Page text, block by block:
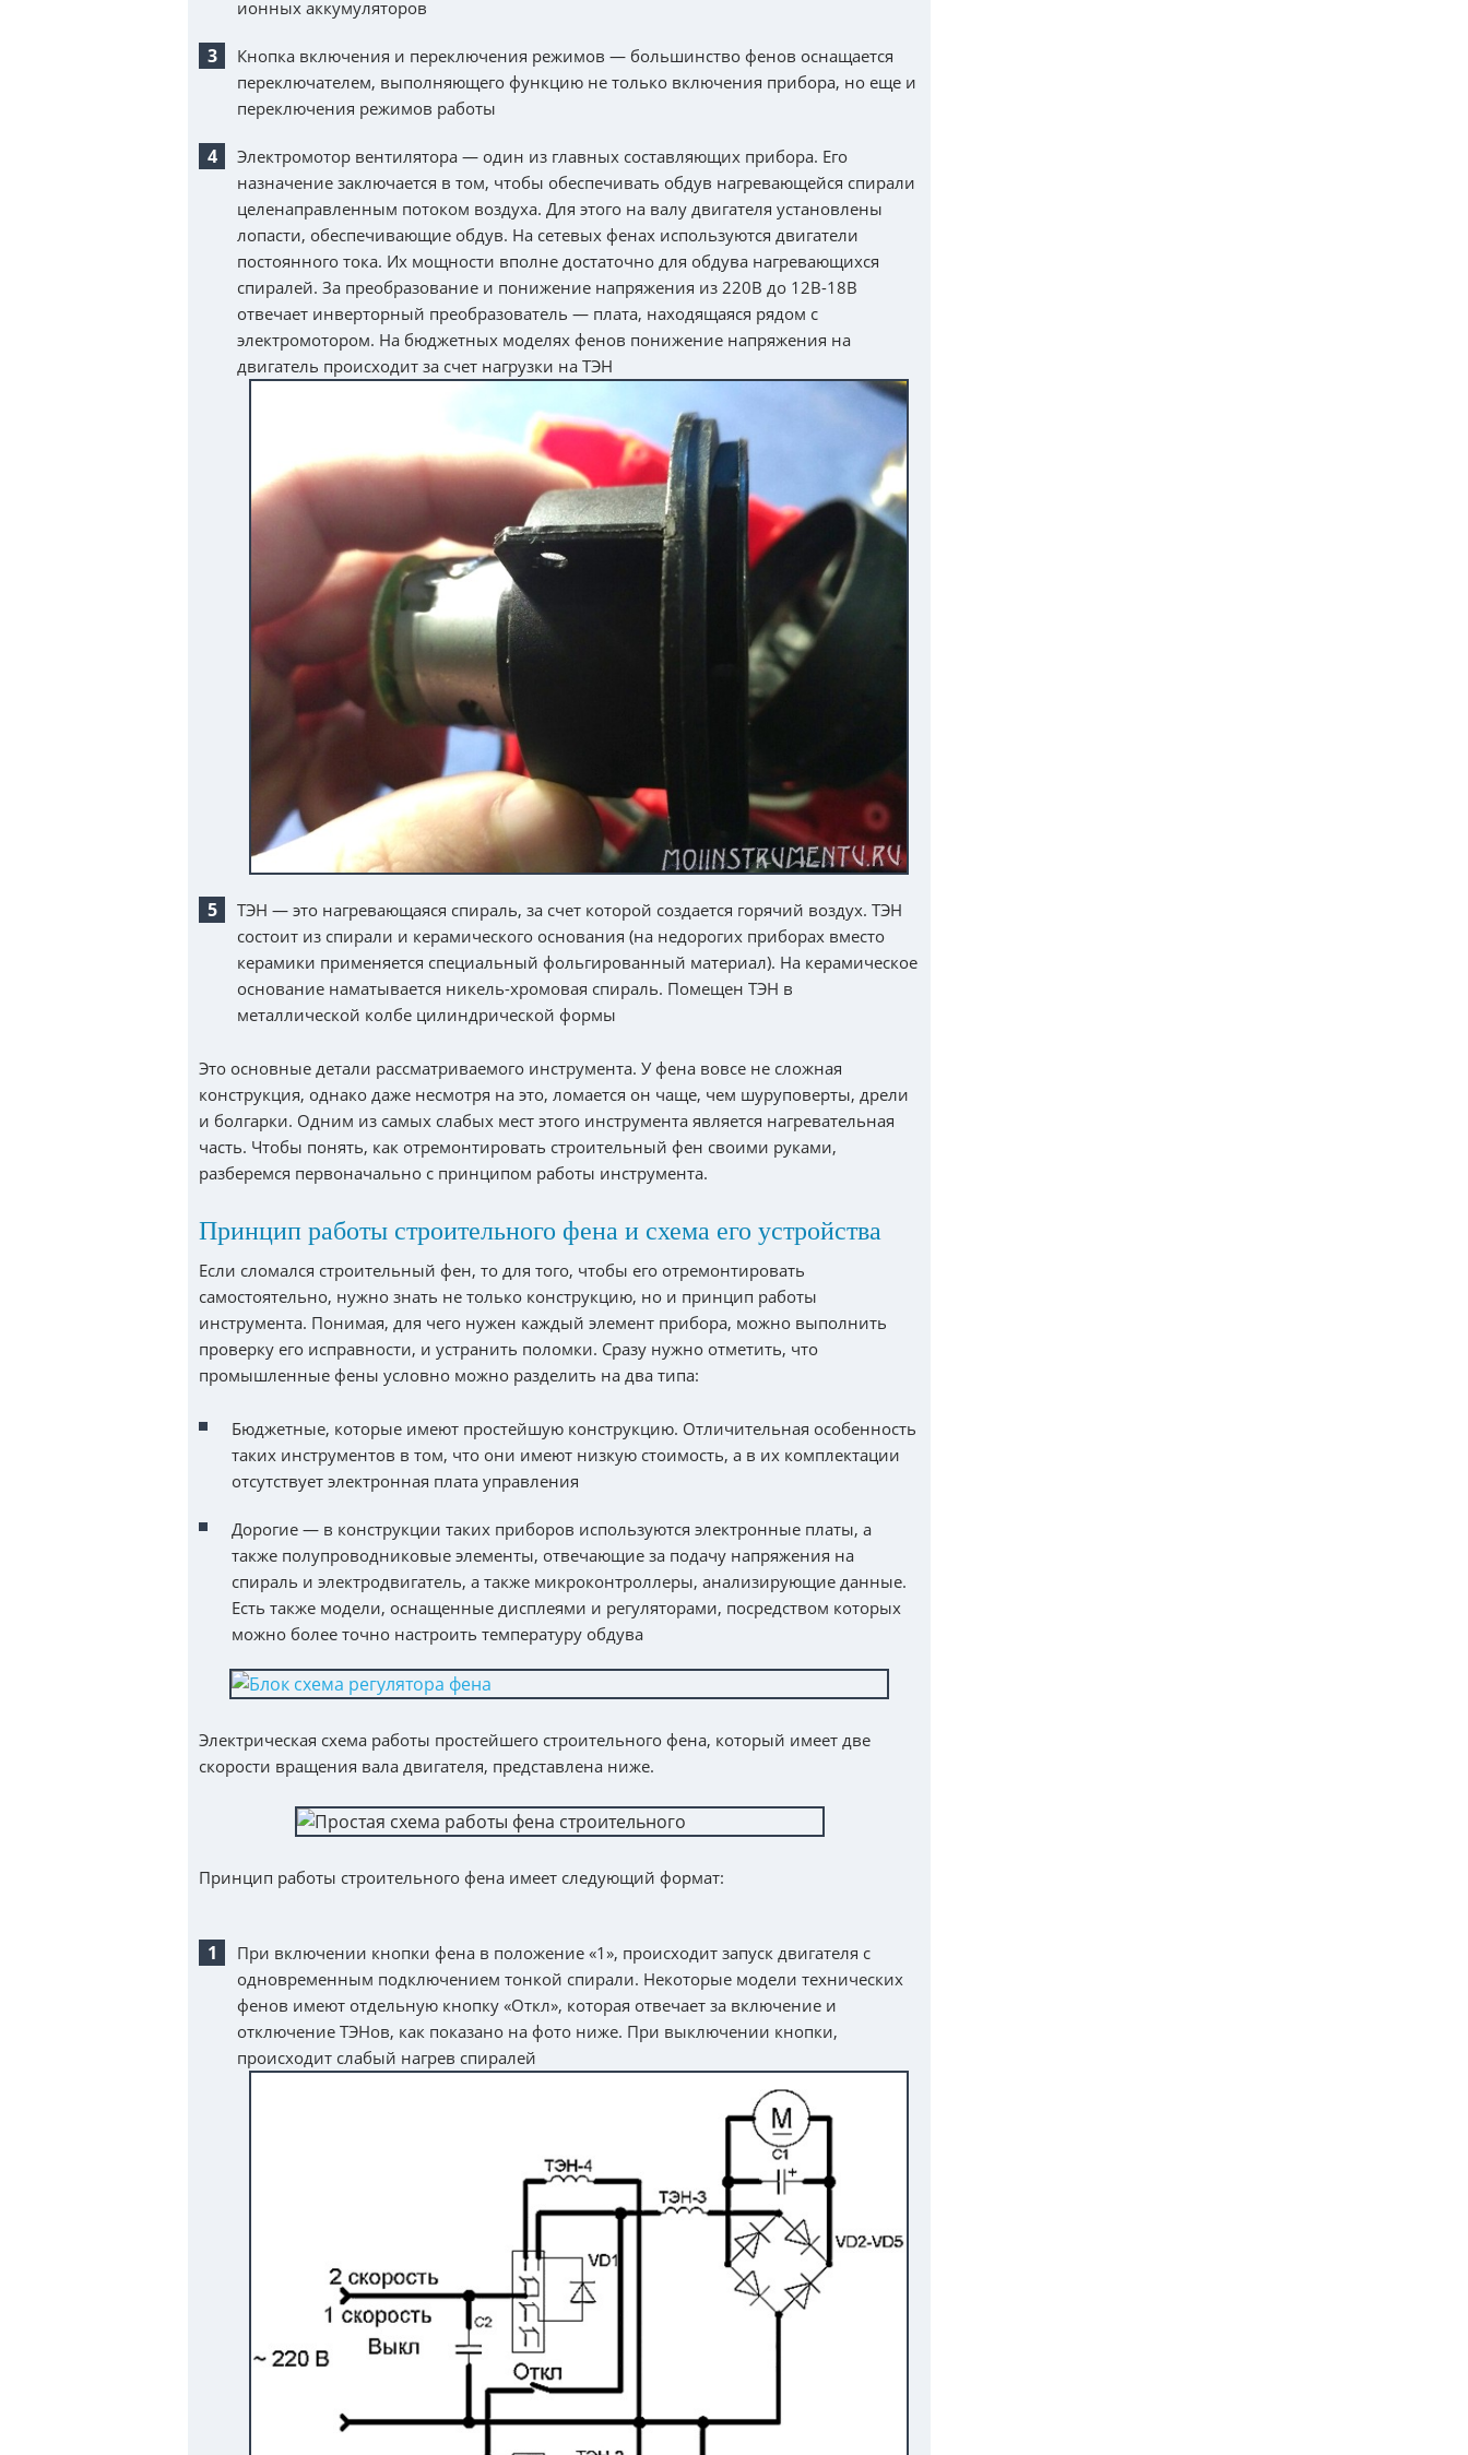
ионных аккумуляторов
Кнопка включения и переключения режимов — большинство фенов оснащается
переключателем, выполняющего функцию не только включения прибора, но еще и
переключения режимов работы
Электромотор вентилятора — один из главных составляющих прибора. Его
назначение заключается в том, чтобы обеспечивать обдув нагревающейся спирали
целенаправленным потоком воздуха. Для этого на валу двигателя установлены
лопасти, обеспечивающие обдув. На сетевых фенах используются двигатели
постоянного тока. Их мощности вполне достаточно для обдува нагревающихся
спиралей. За преобразование и понижение напряжения из 220В до 12В-18В
отвечает инверторный преобразователь — плата, находящаяся рядом с
электромотором. На бюджетных моделях фенов понижение напряжения на
двигатель происходит за счет нагрузки на ТЭН
ТЭН — это нагревающаяся спираль, за счет которой создается горячий воздух. ТЭН
состоит из спирали и керамического основания (на недорогих приборах вместо
керамики применяется специальный фольгированный материал). На керамическое
основание наматывается никель-хромовая спираль. Помещен ТЭН в
металлической колбе цилиндрической формы
Это основные детали рассматриваемого инструмента. У фена вовсе не сложная
конструкция, однако даже несмотря на это, ломается он чаще, чем шуруповерты, дрели
и болгарки. Одним из самых слабых мест этого инструмента является нагревательная
часть. Чтобы понять, как отремонтировать строительный фен своими руками,
разберемся первоначально с принципом работы инструмента.
Принцип работы строительного фена и схема его устройства
Если сломался строительный фен, то для того, чтобы его отремонтировать
самостоятельно, нужно знать не только конструкцию, но и принцип работы
инструмента. Понимая, для чего нужен каждый элемент прибора, можно выполнить
проверку его исправности, и устранить поломки. Сразу нужно отметить, что
промышленные фены условно можно разделить на два типа:
Бюджетные, которые имеют простейшую конструкцию. Отличительная особенность
таких инструментов в том, что они имеют низкую стоимость, а в их комплектации
отсутствует электронная плата управления
Дорогие — в конструкции таких приборов используются электронные платы, а
также полупроводниковые элементы, отвечающие за подачу напряжения на
спираль и электродвигатель, а также микроконтроллеры, анализирующие данные.
Есть также модели, оснащенные дисплеями и регуляторами, посредством которых
можно более точно настроить температуру обдува
Электрическая схема работы простейшего строительного фена, который имеет две
скорости вращения вала двигателя, представлена ниже.
Принцип работы строительного фена имеет следующий формат:
При включении кнопки фена в положение «1», происходит запуск двигателя с
одновременным подключением тонкой спирали. Некоторые модели технических
фенов имеют отдельную кнопку «Откл», которая отвечает за включение и
отключение ТЭНов, как показано на фото ниже. При выключении кнопки,
происходит слабый нагрев спиралей